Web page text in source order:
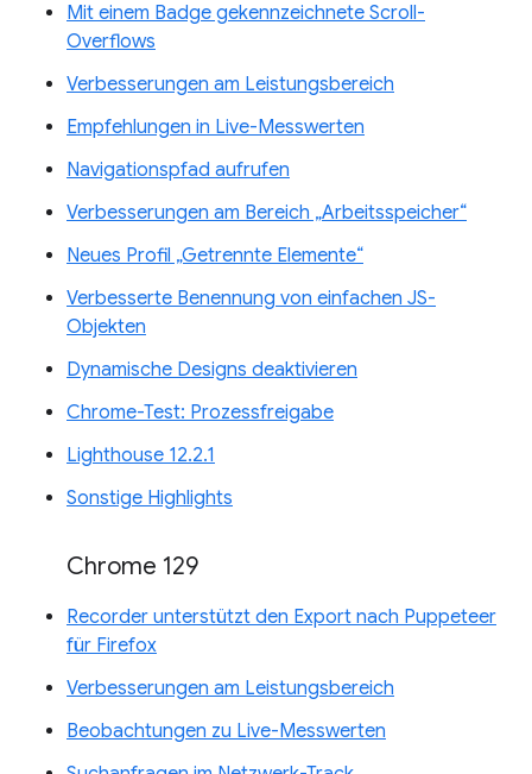
Mit einem Badge gekennzeichnete Scroll-
Overflows
Verbesserungen am Leistungsbereich
Empfehlungen in Live-Messwerten
Navigationspfad aufrufen
Verbesserungen am Bereich „Arbeitsspeicher“
Neues Profil „Getrennte Elemente“
Verbesserte Benennung von einfachen JS-
Objekten
Dynamische Designs deaktivieren
Chrome-Test: Prozessfreigabe
Lighthouse 12.2.1
Sonstige Highlights
Chrome 129
Recorder unterstützt den Export nach Puppeteer
für Firefox
Verbesserungen am Leistungsbereich
Beobachtungen zu Live-Messwerten